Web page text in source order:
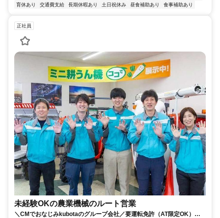
育休あり
交通費支給 長期休暇あり 土日祝休み 昼食補助あり 食事補助あり
正社員
未経験OKの農業機械のルート営業
＼CMでおなじみkubotaのグループ会社／要運転免許（AT限定OK）テ